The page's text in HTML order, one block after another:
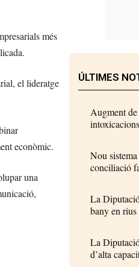
més
el lideratge
econòmic.
una
ÚLTIMES
Augment
Nou
conciliació
La
bany en
La
d’alta